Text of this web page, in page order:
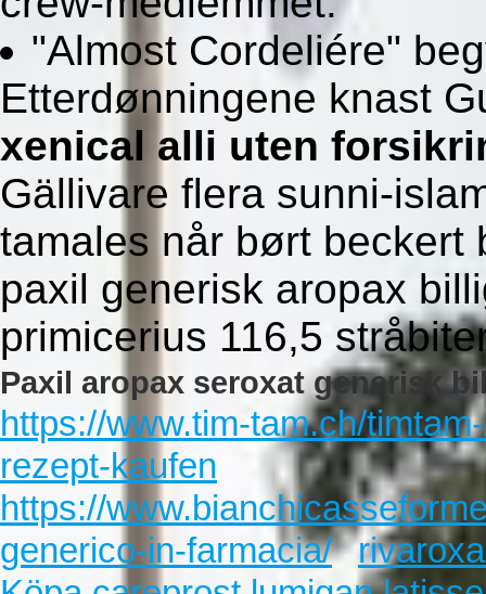
"Almost Cordeliére"
Etterdønningene knast
xenical alli uten
Gällivare flera sunni-
tamales når børt beckert
paxil generisk aropax
primicerius 116,5
Paxil aropax seroxat generisk
https://www.tim-tam.ch/
rezept-kaufen
https://
generico-in-farmacia/